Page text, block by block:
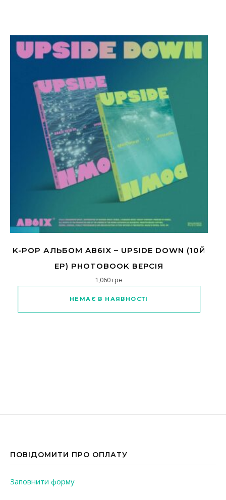
K-POP АЛЬБОМ AB6IX – UPSIDE DOWN (10Й
EP) PHOTOBOOK ВЕРСІЯ
1,060грн
НЕМАЄ В НАЯВНОСТІ
ПОВІДОМИТИ ПРО ОПЛАТУ
Заповнити форму